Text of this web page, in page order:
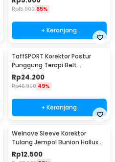
Rp15.900 65%
+ Keranjang
TaffSPORT Korektor Postur
Punggung Terapi Belt
Magnetic L - T025
Rp24.200
Rp46.900 49%
+ Keranjang
Welnove Sleeve Korektor
Tulang Jempol Bunion Hallux
Orthotics - CSQ1408
Rp12.500